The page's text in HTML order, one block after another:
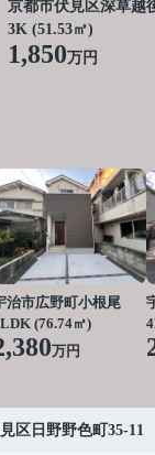
京都市伏見区深草越
3K (51.53㎡)
1,850万円
治市広野町小根尾
(76.74㎡)
万円
区日野野色町35-11